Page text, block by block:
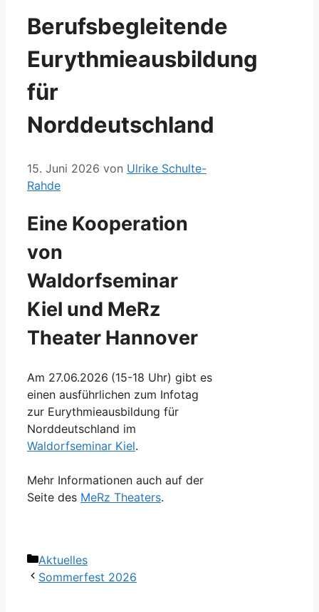
Berufsbegleitende
Eurythmieausbildung
für
Norddeutschland
15. Juni 2026 von Ulrike Schulte-
Rahde
Eine Kooperation
von
Waldorfseminar
Kiel und MeRz
Theater Hannover
Am 27.06.2026 (15-18 Uhr) gibt es
einen ausführlichen zum Infotag
zur Eurythmieausbildung für
Norddeutschland im
Waldorfseminar Kiel.
Mehr Informationen auch auf der
Seite des MeRz Theaters.
Kategorien
Aktuelles
Sommerfest 2026